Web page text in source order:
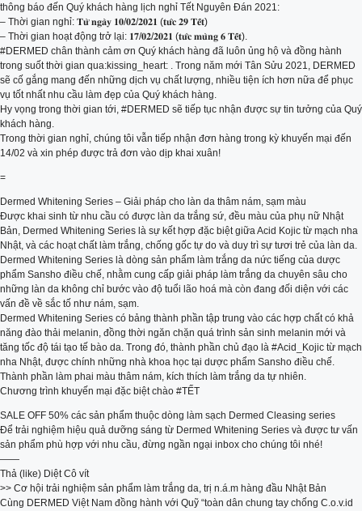
thông báo đến Quý khách hàng lịch nghỉ Tết Nguyên Đán 2021:
– Thời gian nghỉ: 𝐓𝐮̛̀ 𝐧𝐠𝐚̀𝐲 𝟏𝟎/𝟎𝟐/𝟐𝟎𝟐𝟏 (𝐭𝐮̛́𝐜 𝟐𝟗 𝐓𝐞̂́𝐭)
– Thời gian hoạt động trở lại: 𝟏𝟕/𝟎𝟐/𝟐𝟎𝟐𝟏 (𝐭𝐮̛́𝐜 𝐦𝐮̀𝐧𝐠 𝟔 𝐓𝐞̂́𝐭).
#DERMED chân thành cảm ơn Quý khách hàng đã luôn ủng hộ và đồng hành
trong suốt thời gian qua:kissing_heart: . Trong năm mới Tân Sửu 2021, DERMED
sẽ cố gắng mang đến những dịch vụ chất lượng, nhiều tiện ích hơn nữa để phục
vụ tốt nhất nhu cầu làm đẹp của Quý khách hàng.
Hy vọng trong thời gian tới, #DERMED sẽ tiếp tục nhận được sự tin tưởng của Quý
khách hàng.
Trong thời gian nghỉ, chúng tôi vẫn tiếp nhận đơn hàng trong kỳ khuyến mại đến
14/02 và xin phép được trả đơn vào dịp khai xuân!
=
Dermed Whitening Series – Giải pháp cho làn da thâm nám, sạm màu
Được khai sinh từ nhu cầu có được làn da trắng sứ, đều màu của phụ nữ Nhật
Bản, Dermed Whitening Series là sự kết hợp đặc biệt giữa Acid Kojic từ mạch nha
Nhật, và các hoạt chất làm trắng, chống gốc tự do và duy trì sự tươi trẻ của làn da.
Dermed Whitening Series là dòng sản phẩm làm trắng da nức tiếng của dược
phẩm Sansho điều chế, nhằm cung cấp giải pháp làm trắng da chuyên sâu cho
những làn da không chỉ bước vào độ tuổi lão hoá mà còn đang đối diện với các
vấn đề về sắc tố như nám, sạm.
Dermed Whitening Series có bảng thành phần tập trung vào các hợp chất có khả
năng đào thải melanin, đồng thời ngăn chặn quá trình sản sinh melanin mới và
tăng tốc độ tái tạo tế bào da. Trong đó, thành phần chủ đạo là #Acid_Kojic từ mạch
nha Nhật, được chính những nhà khoa học tại dược phẩm Sansho điều chế.
Thành phần làm phai màu thâm nám, kích thích làm trắng da tự nhiên.
Chương trình khuyến mại đặc biệt chào #TẾT
SALE OFF 50% các sản phẩm thuộc dòng làm sạch Dermed Cleasing series
Để trải nghiệm hiệu quả dưỡng sáng từ Dermed Whitening Series và được tư vấn
sản phẩm phù hợp với nhu cầu, đừng ngần ngại inbox cho chúng tôi nhé!
——
Thả (like) Diệt Cô vít
>> Cơ hội trải nghiệm sản phẩm làm trắng da, trị n.á.m hàng đầu Nhật Bản
Cùng DERMED Việt Nam đồng hành với Quỹ “toàn dân chung tay chống C.o.v.id